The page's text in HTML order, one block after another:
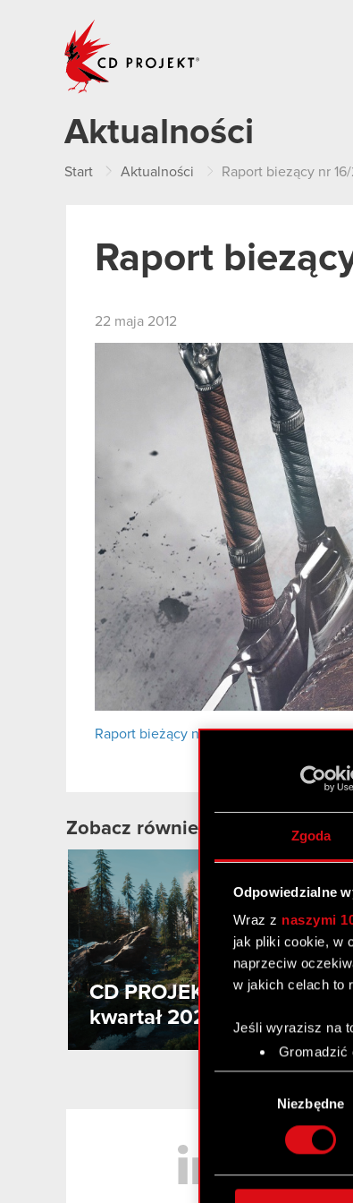
Zgoda
Odpowiedzialne
Wraz z naszymi
jak pliki cookie, w
naprzeciw
w jakich celach to
Jeśli wyrazisz na
Gromadzić
Dowiedz się
szczegółów . W
Wykorzystujemy
Niezbędne
Aktualności
Start Aktualności Raport biezący nr 16/
Raport
22 maja 2012
Raport bieżący nr 16
Zobacz również:
CD PROJEKT
kwartał 2026 roku